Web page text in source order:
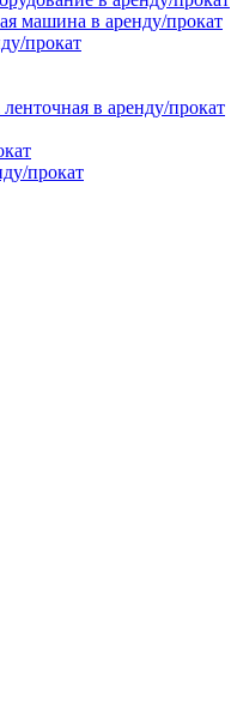
машина в аренду/прокат
прокат
в аренду/прокат
прокат